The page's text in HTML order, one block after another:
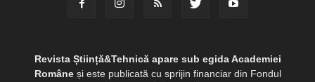
Revista Știință&Tehnică apare sub egida Academiei
Româneși este publicată cu sprijin financiar din Fondul